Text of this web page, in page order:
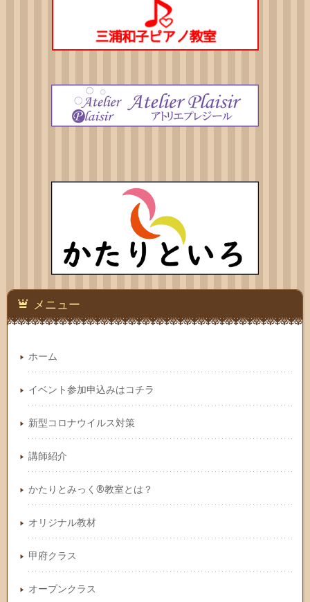
メニュー
ホーム
イベント参加申込みはコチラ
新型コロナウイルス対策
講師紹介
かたりとみっく®教室とは？
オリジナル教材
甲府クラス
オープンクラス